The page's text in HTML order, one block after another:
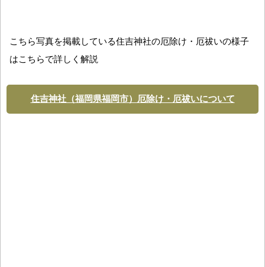
こちら写真を掲載している住吉神社の厄除け・厄祓いの様子
はこちらで詳しく解説
住吉神社（福岡県福岡市）厄除け・厄祓いについて